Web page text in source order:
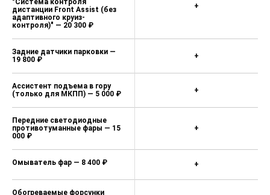
"Система контроля
дистанции Front Assist (без
адаптивного круиз-
контроля)" — 20 300 ₽
Задние датчики парковки —
19 800 ₽
Ассистент подъема в гору
(только для МКПП) — 5 000 ₽
Передние светодиодные
противотуманные фары — 15
000 ₽
Омыватель фар — 8 400 ₽
Обогреваемые форсунки
+
+
+
+
+